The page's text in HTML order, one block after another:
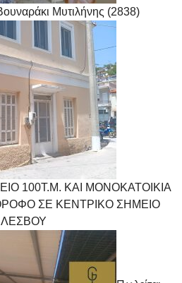
Μυτιλήνης (2838)
100Τ.Μ. ΚΑΙ ΜΟΝΟΚΑΤΟΙΚΙΑ
ΣΕ ΚΕΝΤΡΙΚΟ ΣΗΜΕΙΟ